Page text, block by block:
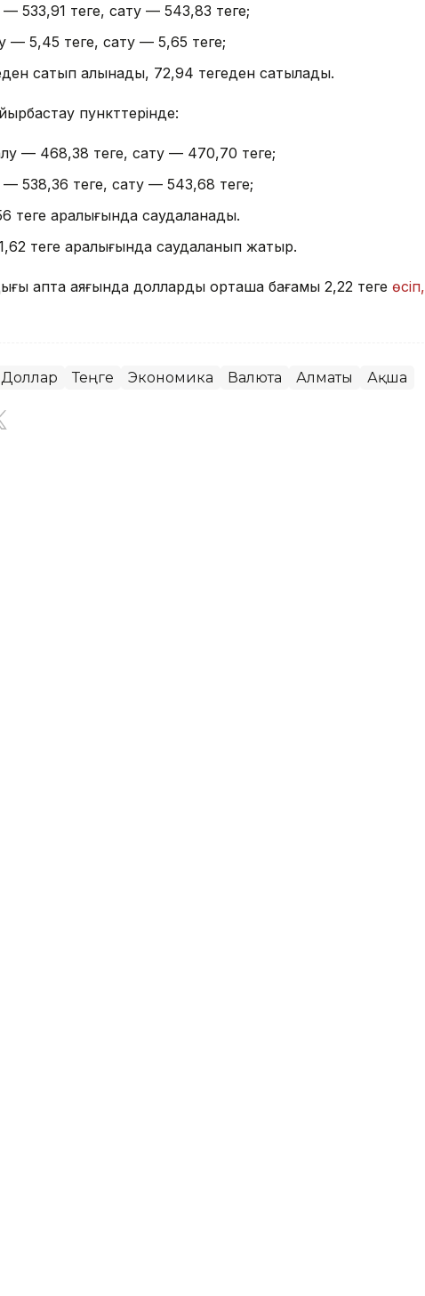
533,91 теңге, сату — 543,83 теңге;
— 5,45 теңге, сату — 5,65 теңге;
сатып алынады, 72,94 теңгеден сатылады.
пункттерінде:
— 468,38 теңге, сату — 470,70 теңге;
538,36 теңге, сату — 543,68 теңге;
теңге аралығында саудаланады.
теңге аралығында саудаланып жатыр.
апта аяғында доллардың орташа бағамы 2,22 теңге өсіп,
Доллар Теңге Экономика Валюта Алматы Ақша